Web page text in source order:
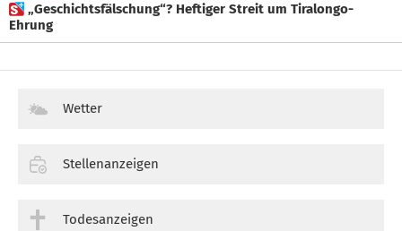
 „Geschichtsfälschung“? Heftiger Streit um Tiralongo-
Ehrung
Wetter
Stellenanzeigen
Todesanzeigen